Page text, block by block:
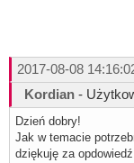
2017-08-08
Kordian -
Dzień dobry!
Jak w temacie
dziękuję za